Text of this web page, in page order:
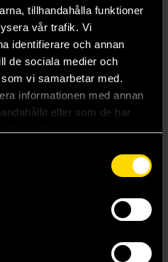
tillhandahålla funktioner
vår trafik. Vi
identifierare och annan
de sociala medier och
vi samarbetar med.
informationen med annan
eller som de har
Cats Cats Cats
79 kr